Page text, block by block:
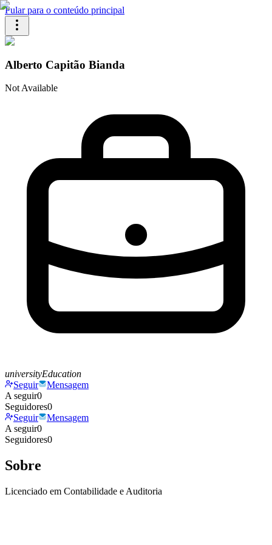
Pular para o conteúdo principal
Alberto Capitão Bianda
Not Available
universityEducation
Seguir
Mensagem
A seguir0
Seguidores0
Seguir
Mensagem
A seguir0
Seguidores0
Sobre
Licenciado em Contabilidade e Auditoria